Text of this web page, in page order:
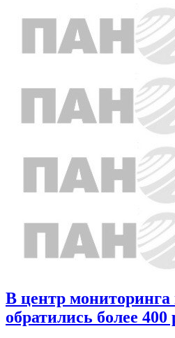
В центр мониторинга
обратились более 400